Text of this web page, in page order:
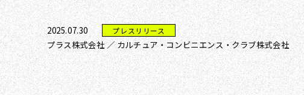
2025.07.30 プレスリリース
プラス株式会社 ／ カルチュア・コンビニエンス・クラブ株式会社